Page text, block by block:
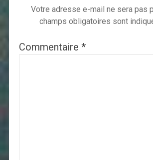
Votre adresse e-mail ne sera pas
champs obligatoires sont
Commentaire *